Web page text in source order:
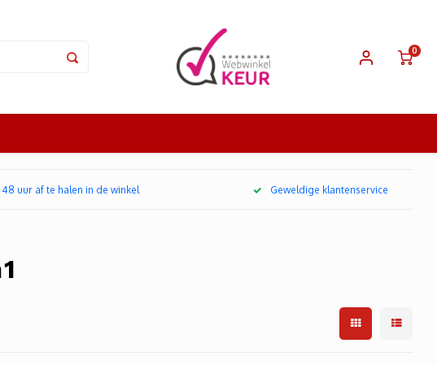
0
48 uur af te halen in de winkel Geweldige klantenservice